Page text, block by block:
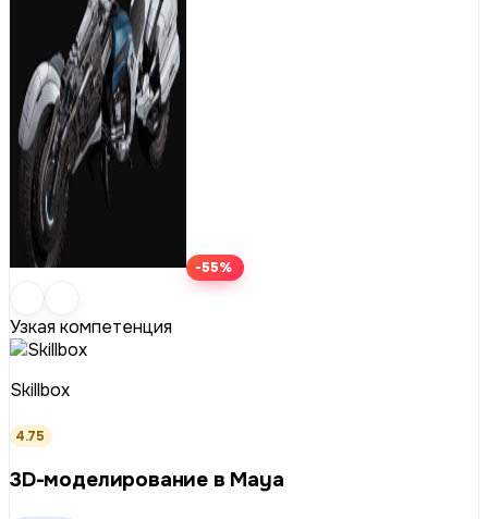
-55%
Узкая компетенция
Skillbox
4.75
3D-моделирование в Maya